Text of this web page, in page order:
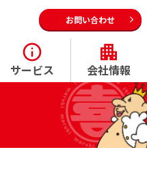
サービス 会社情報
お問い合わせ